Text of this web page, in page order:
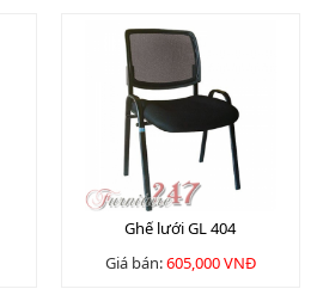
Ghế lưới GL 404
Giá bán:605,000 VNĐ